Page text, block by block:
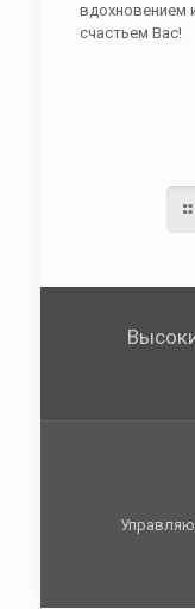
вдохновением
счастьем Вас!